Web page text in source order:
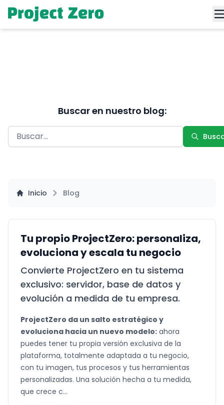
Buscar en nuestro blog:
Inicio Blog
Tu propio ProjectZero: personaliza,
evoluciona y escala tu negocio
Convierte ProjectZero en tu sistema
exclusivo: servidor, base de datos y
evolución a medida de tu empresa.
ProjectZero da un salto estratégico y
evoluciona hacia un nuevo modelo: ahora
puedes tener tu propia versión exclusiva de la
plataforma, totalmente adaptada a tu negocio,
con tu imagen, tus procesos y tus herramientas
personalizadas. Una solución hecha a tu medida,
que crece c...